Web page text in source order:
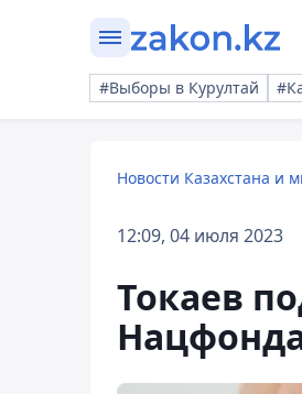
#Выборы в Курултай
Новости Казахстана и
12:09, 04 июля 2023
Токаев